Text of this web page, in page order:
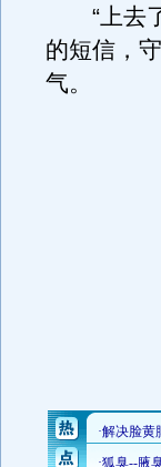
“上去了
的短信，
气。